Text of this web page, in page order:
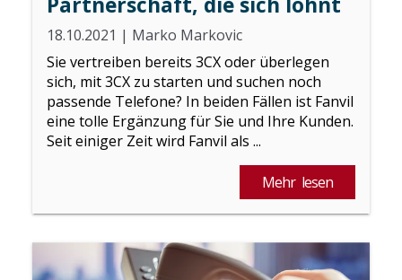
18.10.2021 | Marko Markovic
Sie vertreiben bereits 3CX oder überlegen
sich, mit 3CX zu starten und suchen noch
passende Telefone? In beiden Fällen ist Fanvil
eine tolle Ergänzung für Sie und Ihre Kunden.
Seit einiger Zeit wird Fanvil als ...
Mehr lesen